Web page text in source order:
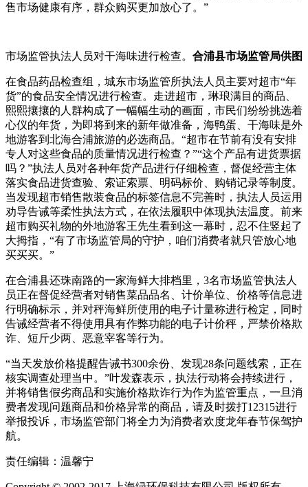
售市场健康有序，群众购买更加放心了。”
市场监管执法人员对干海味进行检查。 合浦县市场监管局供图
在食品药品检查组，城东市场监管所执法人员主要对超市“年
货”的食品安全情况进行检查。走进超市，琳琅满目的商品、
熙熙攘攘的人群构成了一幅幅生动的画面，市民们纷纷挑选着
心仪的年货，为即将到来的新年做准备，海鸭蛋、干海味是外
地游客到北海合浦旅游的必选商品。“超市在节前有没有安排
专人对这些食品的质量情况进行检查？”“这个产品有进货票据
吗？”执法人员对各种年货产品进行仔细检查，督促经营主体
落实食品进货查验、索证索票、明码标价、购销记录等制度。
当发现超市销售散装食品的标签信息不完善时，执法人员运用
劝导告诫等柔性执法方式，在依法履职中体现执法温度。前来
超市购买礼物的外地游客王先生看到这一幕时，忍不住竖起了
大拇指，“有了市场监管局的守护，咱们消费者就只管放心地
买买买。”
在合浦县还珠南路的一家海鲜大排档里，3名市场监管执法人
员正在督促经营者对销售菜品品名、计价单位、价格等信息进
行明确标示，并对秤海鲜所使用的电子计量称进行检定，同时
告诫经营者不得使用具有作弊功能的电子计价秤，严禁价格欺
诈、短斤少两、恶意宰客等行为。
“当天发放价格提醒告诫书300余份、发现28条问题线索，正在
核实调查处理当中。”叶发森表示，执法行动将会持续进行，
并将销售假劣商品和实施价格欺诈行为作为监管重点，一旦消
费者发现问题商品和价格异常的商品，请及时拨打12315进行
举报投诉，市场监管部门将全力为消费者欢度龙年春节保驾护
航。
责任编辑：温馨宁